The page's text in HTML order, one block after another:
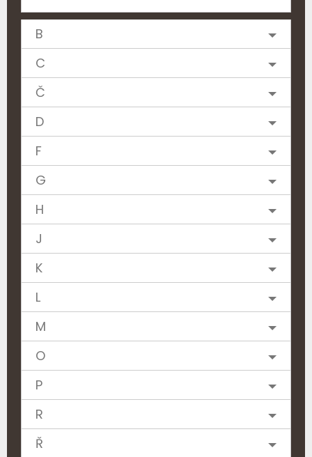
B
C
Č
D
F
G
H
J
K
L
M
O
P
R
Ř